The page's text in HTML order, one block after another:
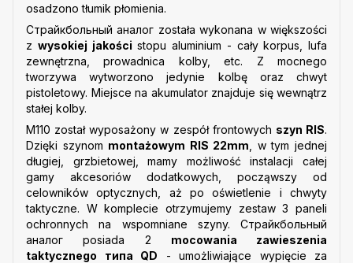
osadzono tłumik płomienia.
Страйкбольный аналог została wykonana w większości
z wysokiej jakości stopu aluminium - cały korpus, lufa
zewnętrzna, prowadnica kolby, etc. Z mocnego
tworzywa wytworzono jedynie kolbę oraz chwyt
pistoletowy. Miejsce na akumulator znajduje się wewnątrz
stałej kolby.
M110 został wyposażony w zespół frontowych szyn RIS.
Dzięki szynom montażowym RIS 22mm , w tym jednej
długiej, grzbietowej, mamy możliwość instalacji całej
gamy akcesoriów dodatkowych, począwszy od
celowników optycznych, aż po oświetlenie i chwyty
taktyczne. W komplecie otrzymujemy zestaw 3 paneli
ochronnych na wspomniane szyny. Страйкбольный
аналог posiada 2 mocowania zawieszenia
taktycznego типа QD - umożliwiające wypięcie za